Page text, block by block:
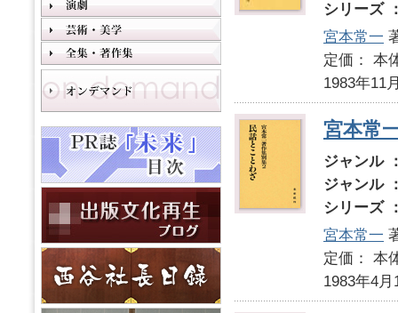
シリーズ
宮本常一
定価：
1983年11
宮本常
ジャンル
ジャンル
シリーズ
宮本常一
定価：
1983年4月